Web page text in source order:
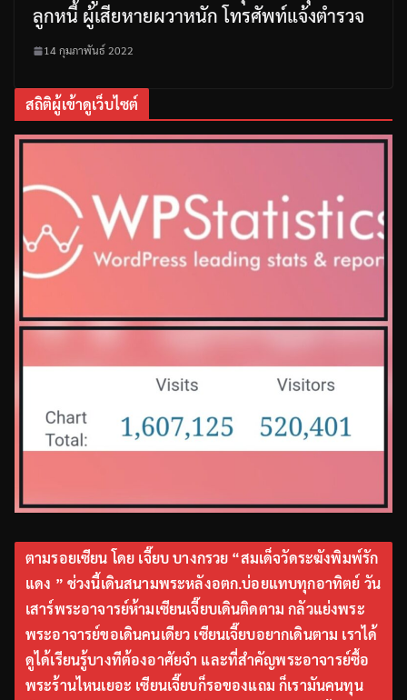
ลูกหนี้ ผู้เสียหายผวาหนัก โทรศัพท์แจ้งตำรวจ
14 กุมภาพันธ์ 2022
สถิติผู้เข้าดูเว็บไซต์
ตามรอยเซียน โดย เจี๊ยบ บางกรวย “สมเด็จวัดระฆังพิมพ์รัก
แดง ” ช่วงนี้เดินสนามพระหลังอตก.บ่อยแทบทุกอาทิตย์ วัน
เสาร์พระอาจารย์ห้ามเซียนเจี๊ยบเดินติดตาม กลัวแย่งพระ
พระอาจารย์ขอเดินคนเดียว เซียนเจี๊ยบอยากเดินตาม เราได้
ดูได้เรียนรู้บางทีต้องอาศัยจำ และที่สำคัญพระอาจารย์ซื้อ
พระร้านไหนเยอะ เซียนเจี๊ยบก็รอของแถม ก็เรามันคนทุน